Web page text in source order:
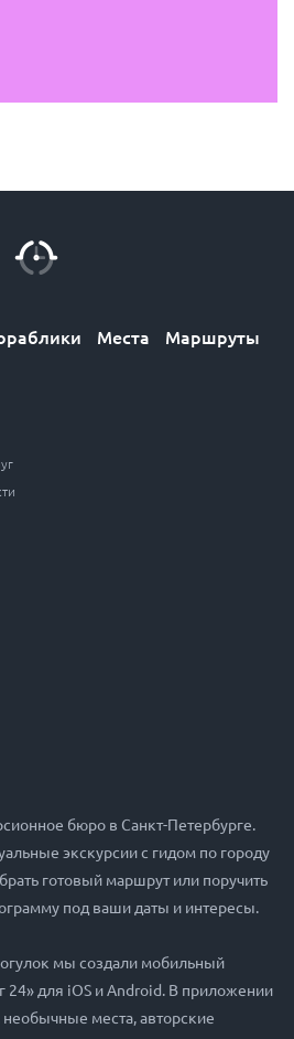
Места Маршруты
бюро в Санкт-Петербурге.
экскурсии с гидом по городу
готовый маршрут или поручить
под ваши даты и интересы.
мы создали мобильный
24» для iOS и Android. В приложении
места, авторские